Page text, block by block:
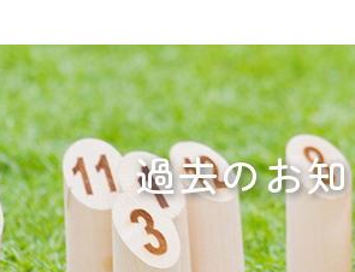
過去のお